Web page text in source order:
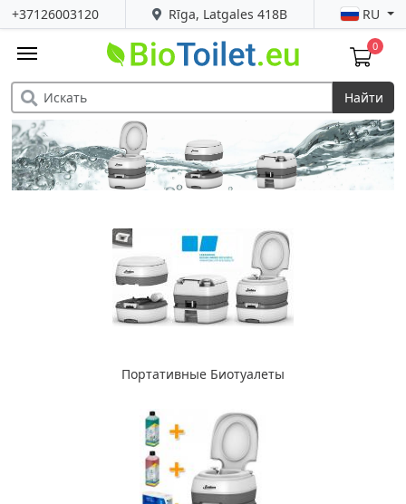
Rīga, Latgales 418B
+37126003120 RU
0
Найти
Портативные Биотуалеты